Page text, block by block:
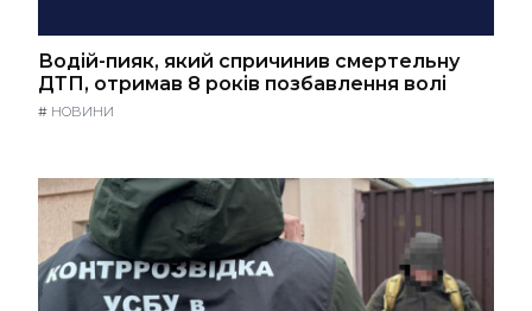
Водій-пияк, який спричинив смертельну
ДТП, отримав 8 років позбавлення волі
# НОВИНИ